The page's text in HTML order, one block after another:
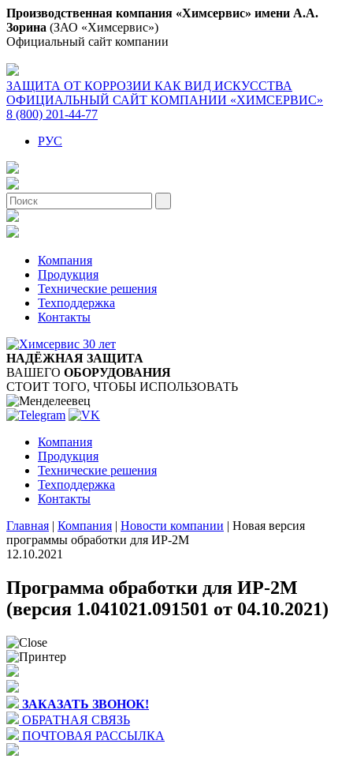
Производственная компания «Химсервис» имени А.А.
Зорина (ЗАО «Химсервис»)
Официальный сайт компании
ЗАЩИТА ОТ КОРРОЗИИ КАК ВИД ИСКУССТВА
ОФИЦИАЛЬНЫЙ САЙТ КОМПАНИИ «ХИМСЕРВИС»
8 (800) 201-44-77
РУС
Компания
Продукция
Технические решения
Техподдержка
Контакты
НАДЁЖНАЯ ЗАЩИТА
ВАШЕГО ОБОРУДОВАНИЯ
СТОИТ ТОГО, ЧТОБЫ ИСПОЛЬЗОВАТЬ
Компания
Продукция
Технические решения
Техподдержка
Контакты
Главная | Компания | Новости компании | Новая версия
программы обработки для ИР-2М
12.10.2021
Программа обработки для ИР-2М
(версия 1.041021.091501 от 04.10.2021)
ЗАКАЗАТЬ ЗВОНОК!
ОБРАТНАЯ СВЯЗЬ
ПОЧТОВАЯ РАССЫЛКА